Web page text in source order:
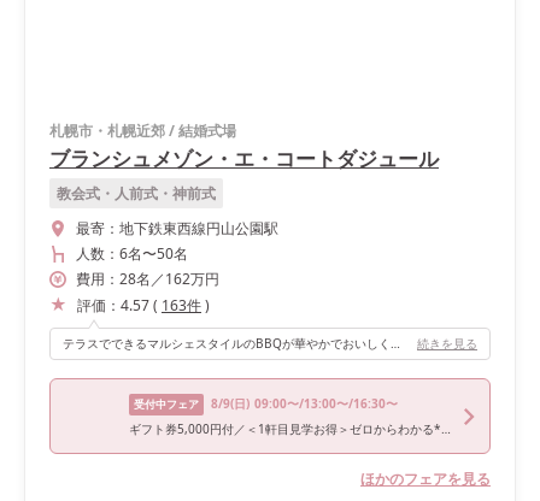
札幌市・札幌近郊/結婚式場
ブランシュメゾン・エ・コートダジュール
教会式・人前式・神前式
最寄： 地下鉄東西線円山公園駅
人数： 6名〜50名
費用： 28名 ／162万円
評価： 4.57( 163件)
テラスでできるマルシェスタイルのBBQが華やかでおいしくて最高でした！青空と緑、おいしそうな食事、そしてゲストに囲まれて、写真を見返しても本当に楽しかったなと思います。 続きを見る
受付中フェア 8/9(日) 09:00〜/13:00〜/16:30〜
ギフト券5,000円付／＜1軒目見学お得＞ゼロからわかる*和牛試食
ほかのフェアを見る